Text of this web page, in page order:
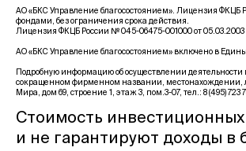
АО «БКС Управление благосостоянием». Лицензия
фондами, без ограничения срока действия.
Лицензия ФКЦБ России № 045-06475-001000 от
АО «БКС Управление благосостоянием» включено в
Подробную информацию об осуществлении
сокращенном фирменном названии, местонахождении,
Мира, дом 69, строение 1, этаж 3, пом.3-07, тел.: 8 (495) 723
Стоимость
и не гарантируют доходы в